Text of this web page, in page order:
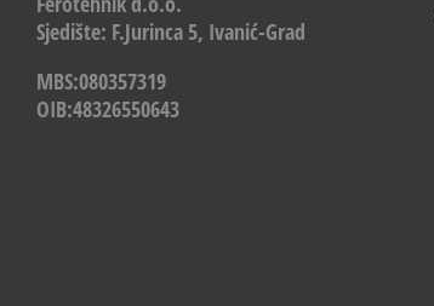
Sjedište: F.Jurinca 5, Ivanić-Grad
MBS:080357319
OIB:48326550643